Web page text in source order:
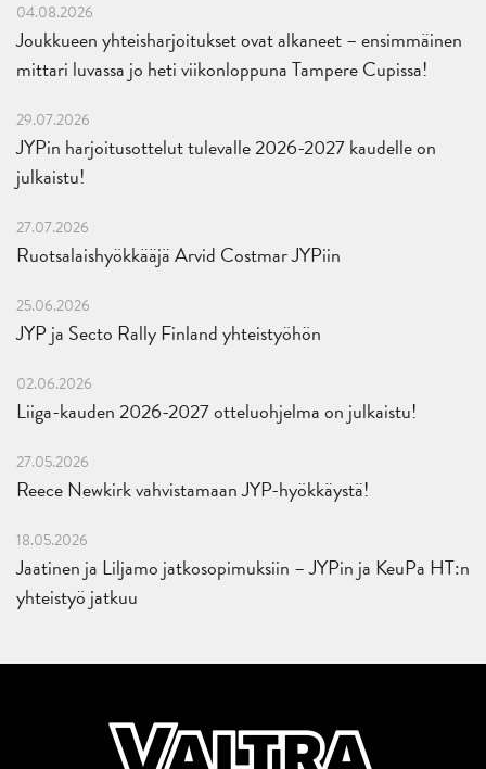
04.08.2026
Joukkueen yhteisharjoitukset ovat alkaneet – ensimmäinen
mittari luvassa jo heti viikonloppuna Tampere Cupissa!
29.07.2026
JYPin harjoitusottelut tulevalle 2026-2027 kaudelle on
julkaistu!
27.07.2026
Ruotsalaishyökkääjä Arvid Costmar JYPiin
25.06.2026
JYP ja Secto Rally Finland yhteistyöhön
02.06.2026
Liiga-kauden 2026-2027 otteluohjelma on julkaistu!
27.05.2026
Reece Newkirk vahvistamaan JYP-hyökkäystä!
18.05.2026
Jaatinen ja Liljamo jatkosopimuksiin – JYPin ja KeuPa HT:n
yhteistyö jatkuu